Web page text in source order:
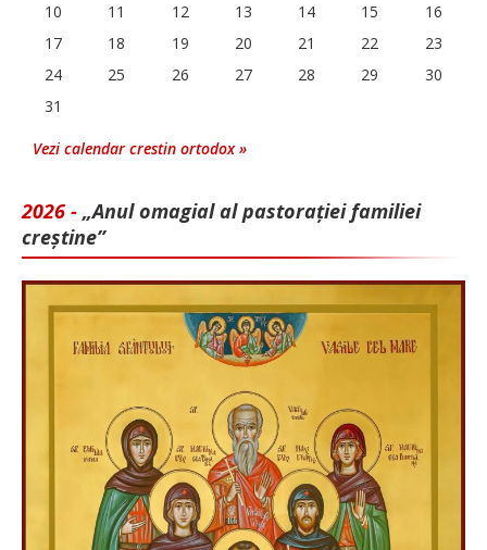
10
11 12 13 14 15
16
17
18 19 20 21 22
23
24
25 26 27 28 29
30
31
Vezi calendar crestin ortodox »
2026 - „Anul omagial al pastorației familiei
creștine”